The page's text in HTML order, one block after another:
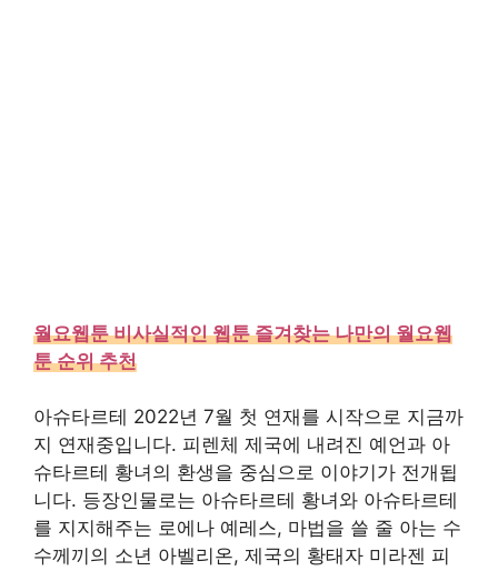
월요웹툰 비사실적인 웹툰 즐겨찾는 나만의 월요웹
툰 순위 추천
아슈타르테 2022년 7월 첫 연재를 시작으로 지금까
지 연재중입니다. 피렌체 제국에 내려진 예언과 아
슈타르테 황녀의 환생을 중심으로 이야기가 전개됩
니다. 등장인물로는 아슈타르테 황녀와 아슈타르테
를 지지해주는 로에나 예레스, 마법을 쓸 줄 아는 수
수께끼의 소년 아벨리온, 제국의 황태자 미라젠 피